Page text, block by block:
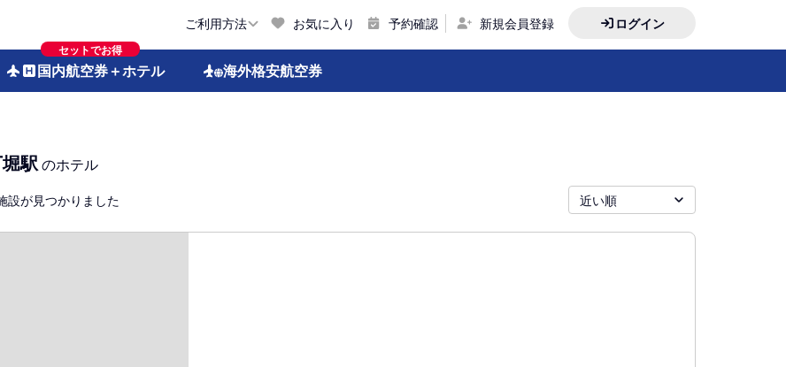
ご利用方法 お気に入り 予約確認 新規会員登録 ログイン
セットでお得
国内航空券＋ホテル 海外格安航空券
駅のホテル
設が見つかりました 近い順